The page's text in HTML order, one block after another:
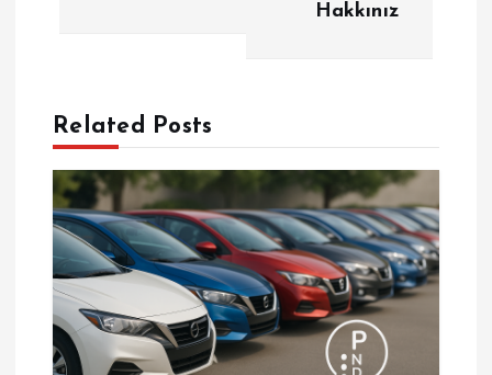
e
z
n
m
Hakkınız
Related Posts